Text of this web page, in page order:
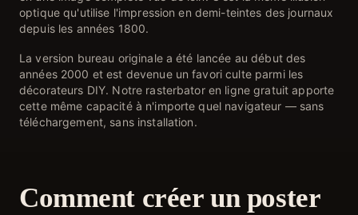
optique qu'utilise l'impression en demi-teintes des journaux
depuis les années 1800.
La version bureau originale a été lancée au début des
années 2000 et est devenue un favori culte parmi les
décorateurs DIY. Notre rasterbator en ligne gratuit apporte
cette même capacité à n'importe quel navigateur — sans
téléchargement, sans installation.
Comment créer un poster